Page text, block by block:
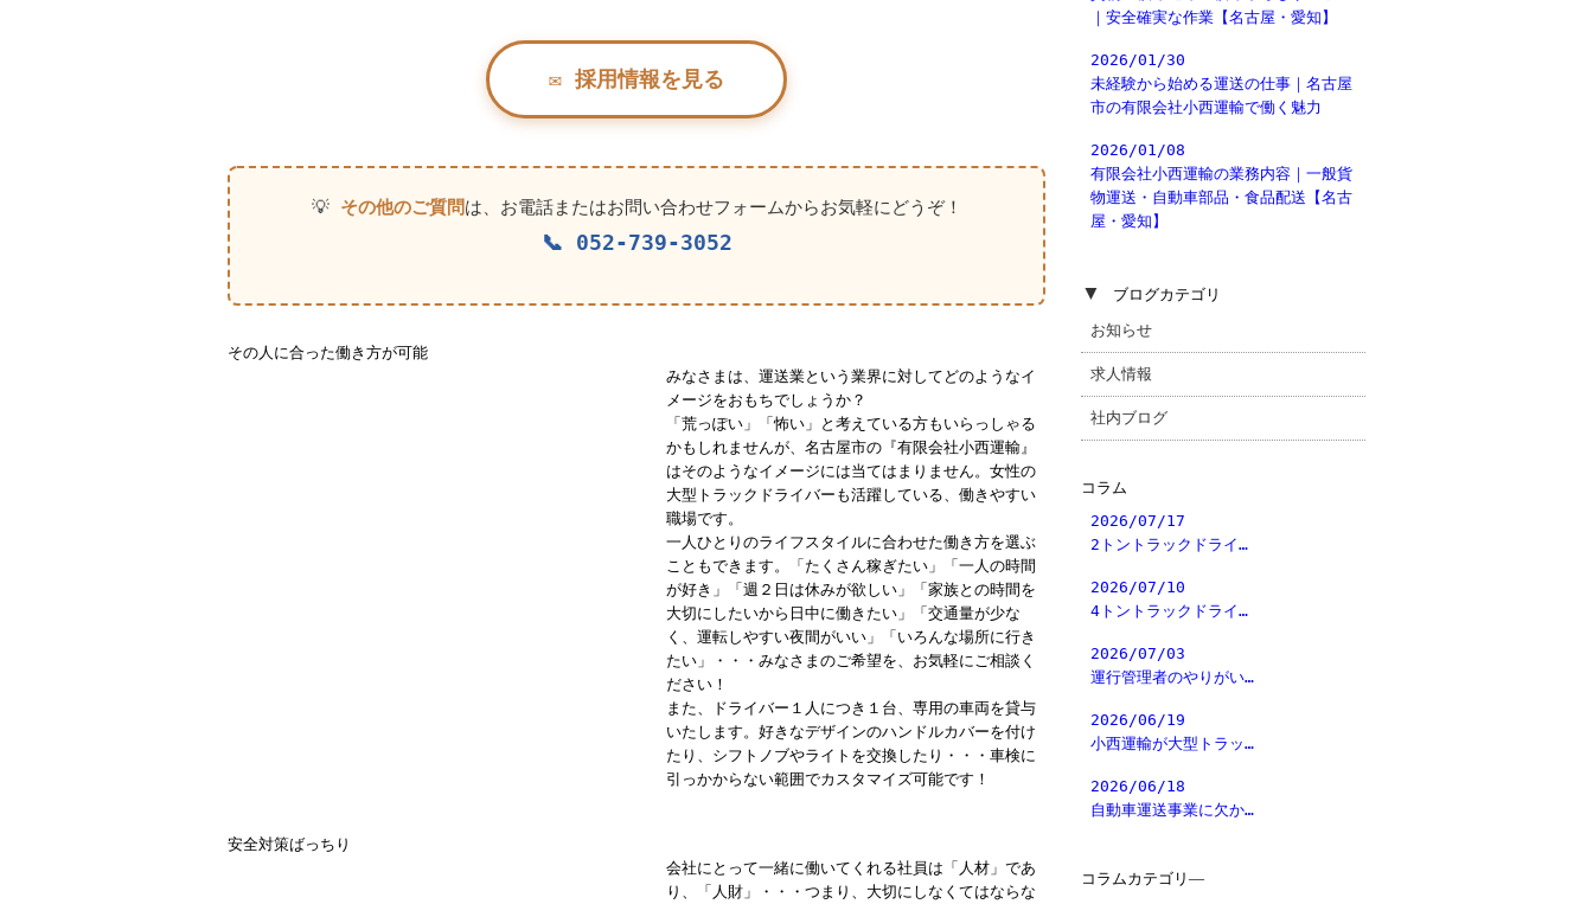
✉ 採用情報を見る
💡 その他のご質問は、お電話またはお問い合わせフォームからお気軽にどうぞ！
📞 052-739-3052
その人に合った働き方が可能
みなさまは、運送業という業界に対してどのようなイ
メージをおもちでしょうか？
「荒っぽい」「怖い」と考えている方もいらっしゃる
かもしれませんが、名古屋市の『有限会社小西運輸』
はそのようなイメージには当てはまりません。女性の
大型トラックドライバーも活躍している、働きやすい
職場です。
一人ひとりのライフスタイルに合わせた働き方を選ぶ
こともできます。「たくさん稼ぎたい」「一人の時間
が好き」「週２日は休みが欲しい」「家族との時間を
大切にしたいから日中に働きたい」「交通量が少な
く、運転しやすい夜間がいい」「いろんな場所に行き
たい」・・・みなさまのご希望を、お気軽にご相談く
ださい！
また、ドライバー１人につき１台、専用の車両を貸与
いたします。好きなデザインのハンドルカバーを付け
たり、シフトノブやライトを交換したり・・・車検に
引っかからない範囲でカスタマイズ可能です！
安全対策ばっちり
会社にとって一緒に働いてくれる社員は「人材」であ
り、「人財」・・・つまり、大切にしなくてはならな
｜安全確実な作業【名古屋・愛知】
2026/01/30
未経験から始める運送の仕事｜名古屋
市の有限会社小西運輸で働く魅力
2026/01/08
有限会社小西運輸の業務内容｜一般貨
物運送・自動車部品・食品配送【名古
屋・愛知】
▼ ブログカテゴリ
お知らせ
求人情報
社内ブログ
コラム
2026/07/17
2トントラックドライ…
2026/07/10
4トントラックドライ…
2026/07/03
運行管理者のやりがい…
2026/06/19
小西運輸が大型トラッ…
2026/06/18
自動車運送事業に欠か…
コラムカテゴリ―